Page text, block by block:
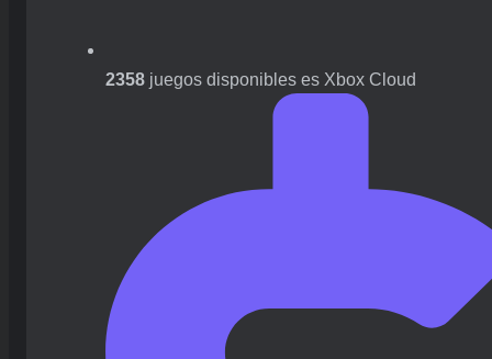
2358 juegos disponibles es Xbox Cloud